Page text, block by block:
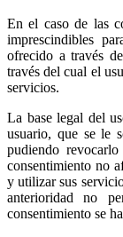
En el caso de las
imprescindibles
ofrecido a través
través del cual el
servicios.
La base legal del
usuario, que se le
pudiendo
consentimiento no
y utilizar sus
anterioridad no
consentimiento se